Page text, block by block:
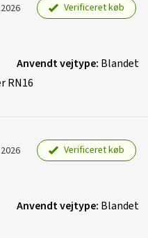
Verificeret køb
Anvendt vejtype: Blandet
RN16
Verificeret køb
Anvendt vejtype: Blandet